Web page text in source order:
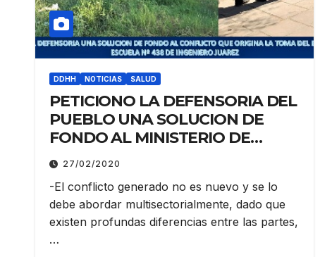
DDHH NOTICIAS SALUD
PETICIONO LA DEFENSORIA DEL
PUEBLO UNA SOLUCION DE
FONDO AL MINISTERIO DE
EDUCACION POR LA TOMA DEL
EDIFICIO DE LA ESCUELA Nº 438
DE INGENIERO JUAREZ
27/02/2020
-El conflicto generado no es nuevo y se lo
debe abordar multisectorialmente, dado que
existen profundas diferencias entre las partes,
…